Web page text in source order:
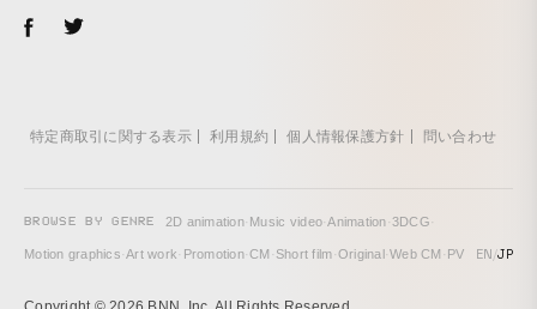
特定商取引に関する表示 利用規約 個人情報保護方針 問い合わせ
BROWSE BY GENRE 2D animation· Music video·Animation·3DCG·
Motion graphics·Art work· Promotion·CM · Short film·Original ·Web CM · PV EN/JP